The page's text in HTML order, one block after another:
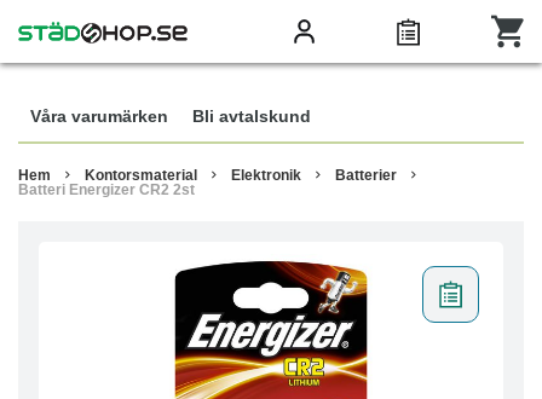
Våra varumärken Bli avtalskund
Hem Kontorsmaterial Elektronik
Batterier
Batteri Energizer CR2 2st